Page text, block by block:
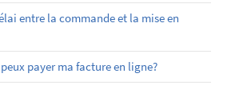
entre la commande et la mise en
payer ma facture en ligne?